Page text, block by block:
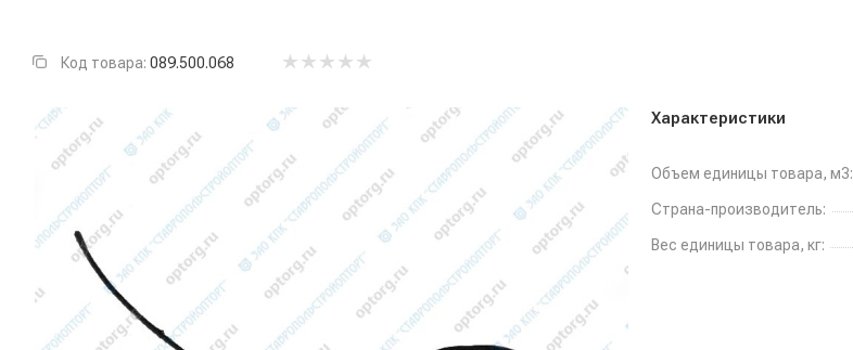
Код товара: 089.500.068
Характеристики
Объем единицы товара, м3:
Страна-производитель:
Вес единицы товара, кг: